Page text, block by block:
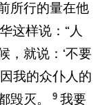
所行的量在他
这样说：“人
，就说：‘不要
我的众仆人的
毁灭。
9 我要